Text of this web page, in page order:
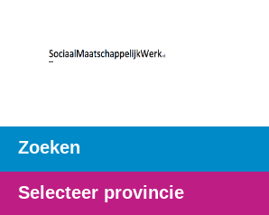
Zoeken
Selecteer provincie